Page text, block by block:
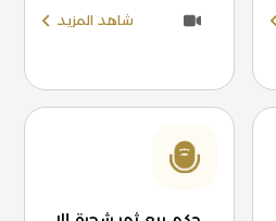
شاهد المزيد